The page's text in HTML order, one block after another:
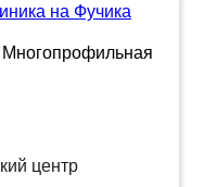
на Фучика
центр